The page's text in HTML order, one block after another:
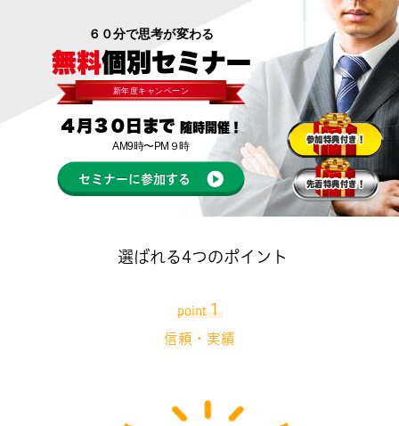
６０分で思考が変わる
無料個別セミナー
新年度キャンペーン
４月３０日まで随時開催！
AM9時〜PM９時
参加特典付き！
セミナーに参加する 先着特典付き！
選ばれる4つのポイント
point１
信頼・実績